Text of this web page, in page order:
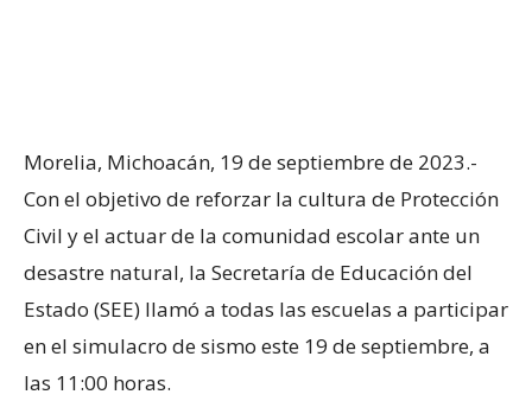
Morelia, Michoacán, 19 de septiembre de 2023.-
Con el objetivo de reforzar la cultura de Protección
Civil y el actuar de la comunidad escolar ante un
desastre natural, la Secretaría de Educación del
Estado (SEE) llamó a todas las escuelas a participar
en el simulacro de sismo este 19 de septiembre, a
las 11:00 horas.